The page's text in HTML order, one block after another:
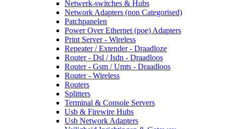
Netwerk-switches & Hubs
Network Adapters (non Categorised)
Patchpanelen
Power Over Ethernet (poe) Adapters
Print Server - Wireless
Repeater / Extender - Draadloze
Router - Dsl / Isdn - Draadloos
Router - Gsm / Umts - Draadloos
Router - Wireless
Routers
Splitters
Terminal & Console Servers
Usb & Firewire Hubs
Usb Network Adapters